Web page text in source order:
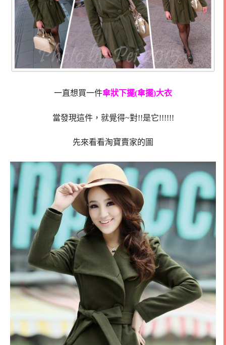
一直想買一件傘狀下擺(傘擺)大衣
當發現這件，就覺得~對!!是它!!!!!!
先來看看淘寶賣家的圖